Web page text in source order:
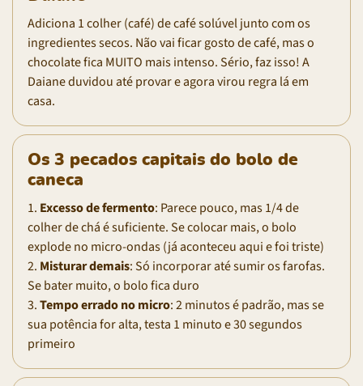
Adiciona 1 colher (café) de café solúvel junto com os
ingredientes secos. Não vai ficar gosto de café, mas o
chocolate fica MUITO mais intenso. Sério, faz isso! A
Daiane duvidou até provar e agora virou regra lá em
casa.
Os 3 pecados capitais do bolo de
caneca
1. Excesso de fermento: Parece pouco, mas 1/4 de
colher de chá é suficiente. Se colocar mais, o bolo
explode no micro-ondas (já aconteceu aqui e foi triste)
2. Misturar demais: Só incorporar até sumir os farofas.
Se bater muito, o bolo fica duro
3.Tempo errado no micro: 2 minutos é padrão, mas se
sua potência for alta, testa 1 minuto e 30 segundos
primeiro